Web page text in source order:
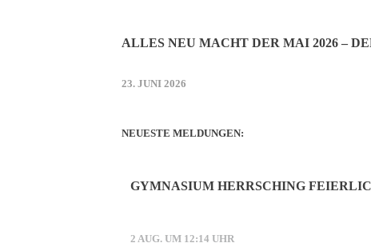
ALLES NEU MACHT DER MAI 2026 –
23. JUNI 2026
NEUESTE MELDUNGEN:
GYMNASIUM HERRSCHING
2 AUG. UM 12:14 UHR